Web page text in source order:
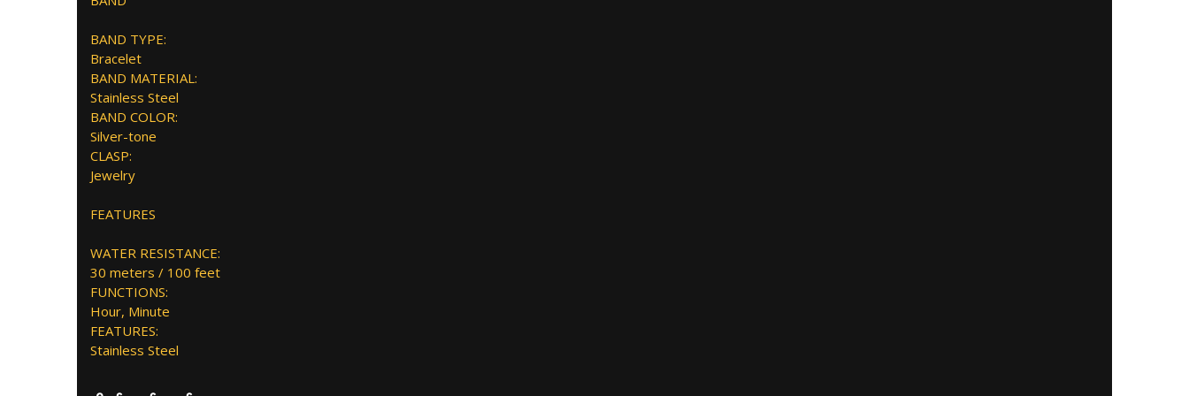
BAND TYPE:
Bracelet
BAND MATERIAL:
Stainless Steel
BAND COLOR:
Silver-tone
CLASP:
Jewelry
FEATURES
WATER RESISTANCE:
30 meters / 100 feet
FUNCTIONS:
Hour, Minute
FEATURES:
Stainless Steel